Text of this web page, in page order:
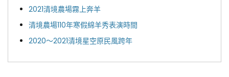
2021清境農場霧上奔羊
清境農場110年寒假綿羊秀表演時間
2020～2021清境星空原民風跨年